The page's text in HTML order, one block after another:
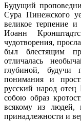
Будущий
Сура Пинежского
великое терпение
Иоанн
чудотворения,
был блестящим
отличалась
глубиной, будучи
понимания и
русский народ
собою образ
всякому из людей,
принадлежности и